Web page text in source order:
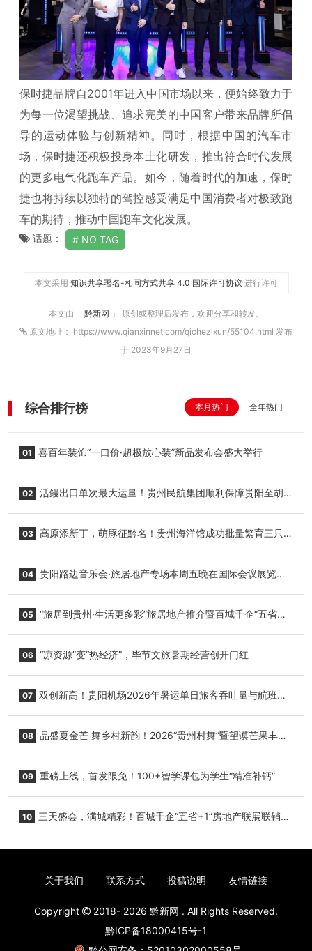
保时捷品牌自2001年进入中国市场以来，便始终致力于
为每一位渴望挑战、追求完美的中国客户带来品牌所倡
导的运动体验与创新精神。同时，根据中国的汽车市
场，保时捷还积极投身本土化研发，推出符合时代发展
的更多电气化跑车产品。如今，随着时代的加速，保时
捷也将持续以独特的驾控感受满足中国消费者对极致跑
车的期待，推动中国跑车文化发展。
话题： NO TAG
本文采用 知识共享署名-相同方式共享 4.0 国际许可协议 进行许可
本文由「 黔新网 」 原创或整理后发布，欢迎分享和转发。
原文地址： https://www.qianxinnet.com/qichezixun/55104.html 发布
于 2023年9月27日
综合排行榜 本月热门 全年热门
01 喜百年装饰“一口价·超极放心装”新品发布会盛大举行
02 活鳗出口单次最大运量！贵州民航集团顺利保障贵阳至胡
03 高原添新丁，萌豚征黔名！贵州海洋馆成功批量繁育三只
04 贵阳路边音乐会·旅居地产专场本周五晚在国际会议展览中
05 “旅居到贵州·生活更多彩”旅居地产推介暨百城千企“五省
06 “凉资源”变“热经济”，毕节文旅暑期经营创开门红
07 双创新高！贵阳机场2026年暑运单日旅客吞吐量与航班起
08 品盛夏金芒 舞乡村新韵！2026“贵州村舞”暨望谟芒果丰收
09 重磅上线，首发限免！100+智学课包为学生“精准补钙”
10 三天盛会，满城精彩！百城千企“五省+1”房地产联展联销活
关于我们 联系方式 投稿说明 友情链接
Copyright 2018- 2026 黔新网 . All Rights Reserved.
黔ICP备18000415号-1